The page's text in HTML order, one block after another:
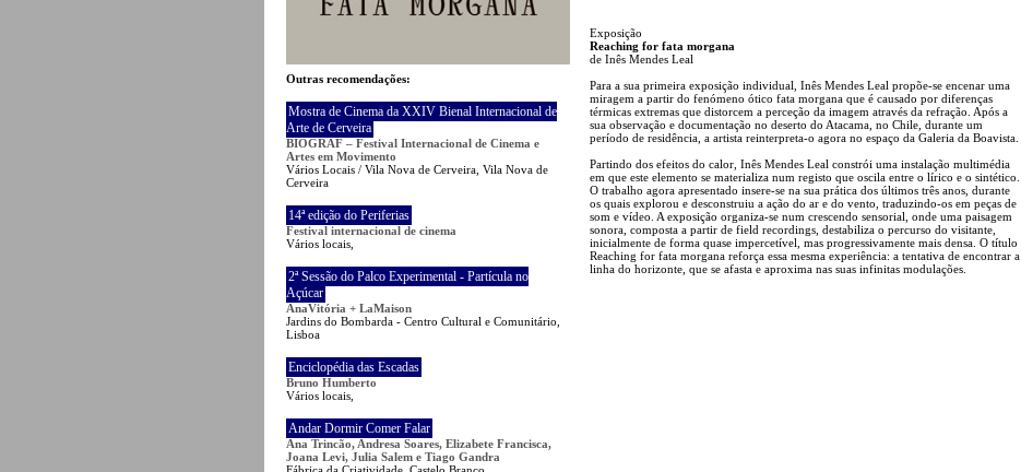
Outras recomendações:
Mostra de Cinema da XXIV Bienal Internacional de
Arte de Cerveira
BIOGRAF – Festival Internacional de Cinema e
Artes em Movimento
Vários Locais / Vila Nova de Cerveira, Vila Nova de
Cerveira
14ª edição do Periferias
Festival internacional de cinema
Vários locais,
2ª Sessão do Palco Experimental - Partícula no
Açúcar
AnaVitória + LaMaison
Jardins do Bombarda - Centro Cultural e Comunitário,
Lisboa
Enciclopédia das Escadas
Bruno Humberto
Vários locais,
Andar Dormir Comer Falar
Ana Trincão, Andresa Soares, Elizabete Francisca,
Joana Levi, Julia Salem e Tiago Gandra
Exposição
Reaching for fata morgana
de Inês Mendes Leal
Para a sua primeira exposição individual, Inês Mendes Leal propõe-se encenar uma
miragem a partir do fenómeno ótico fata morgana que é causado por diferenças
térmicas extremas que distorcem a perceção da imagem através da refração. Após a
sua observação e documentação no deserto do Atacama, no Chile, durante um
período de residência, a artista reinterpreta-o agora no espaço da Galeria da Boavista.
Partindo dos efeitos do calor, Inês Mendes Leal constrói uma instalação multimédia
em que este elemento se materializa num registo que oscila entre o lírico e o sintético.
O trabalho agora apresentado insere-se na sua prática dos últimos três anos, durante
os quais explorou e desconstruiu a ação do ar e do vento, traduzindo-os em peças de
som e vídeo. A exposição organiza-se num crescendo sensorial, onde uma paisagem
sonora, composta a partir de field recordings, destabiliza o percurso do visitante,
inicialmente de forma quase impercetível, mas progressivamente mais densa. O título
Reaching for fata morgana reforça essa mesma experiência: a tentativa de encontrar a
linha do horizonte, que se afasta e aproxima nas suas infinitas modulações.